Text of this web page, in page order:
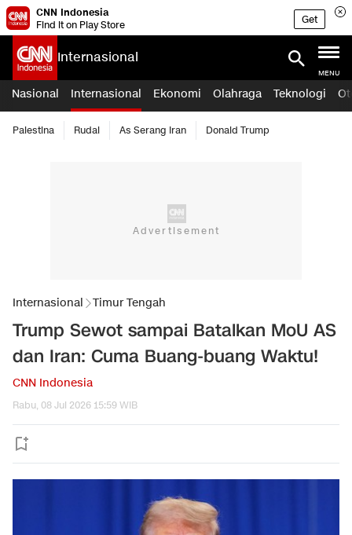
CNN Indonesia
Find it on Play Store
Get
Internasional
MENU
Nasional Internasional Ekonomi Olahraga Teknologi
Palestina Rudal As Serang Iran Donald Trump
Internasional Timur Tengah
Trump Sewot sampai Batalkan MoU AS
dan Iran: Cuma Buang-buang Waktu!
CNN Indonesia
Rabu, 08 Jul 2026 15:59 WIB